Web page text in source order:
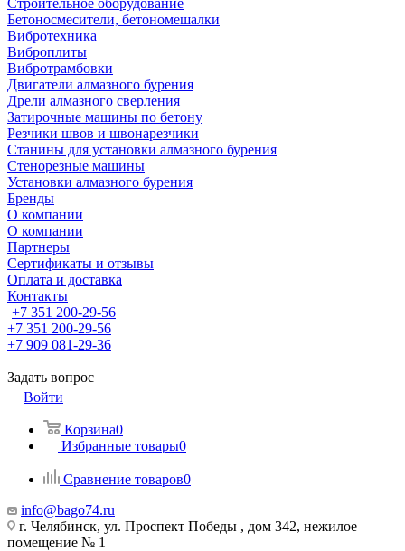
Строительное оборудование
Бетоносмесители, бетономешалки
Вибротехника
Виброплиты
Вибротрамбовки
Двигатели алмазного бурения
Дрели алмазного сверления
Затирочные машины по бетону
Резчики швов и швонарезчики
Станины для установки алмазного бурения
Стенорезные машины
Установки алмазного бурения
Бренды
О компании
О компании
Партнеры
Cертификаты и отзывы
Оплата и доставка
Контакты
+7 351 200-29-56
+7 351 200-29-56
+7 909 081-29-36
Задать вопрос
Войти
Корзина0
Избранные товары0
Сравнение товаров0
info@bago74.ru
г. Челябинск, ул. Проспект Победы , дом 342, нежилое
помещение № 1